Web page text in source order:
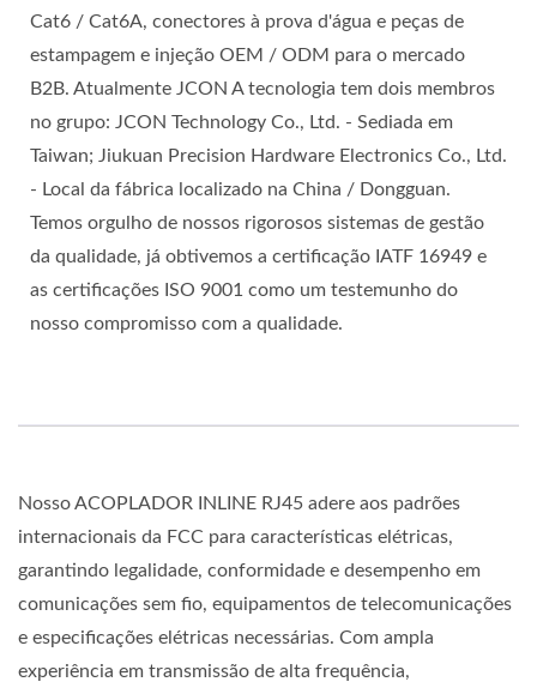
Cat6 / Cat6A, conectores à prova d'água e peças de
estampagem e injeção OEM / ODM para o mercado
B2B. Atualmente JCON A tecnologia tem dois membros
no grupo: JCON Technology Co., Ltd. - Sediada em
Taiwan; Jiukuan Precision Hardware Electronics Co., Ltd.
- Local da fábrica localizado na China / Dongguan.
Temos orgulho de nossos rigorosos sistemas de gestão
da qualidade, já obtivemos a certificação IATF 16949 e
as certificações ISO 9001 como um testemunho do
nosso compromisso com a qualidade.
Nosso ACOPLADOR INLINE RJ45 adere aos padrões
internacionais da FCC para características elétricas,
garantindo legalidade, conformidade e desempenho em
comunicações sem fio, equipamentos de telecomunicações
e especificações elétricas necessárias. Com ampla
experiência em transmissão de alta frequência,